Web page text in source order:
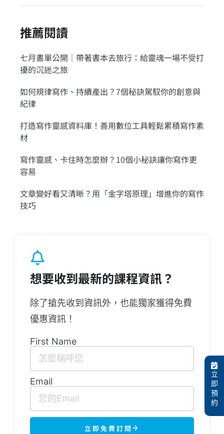
推薦閱讀
七月書單公開｜帶著書本去旅行：給靈魂一場不受打
擾的沉迷之旅
如何規律寫作、持續產出？7個秘訣駕馭你的創意與
紀律
打造寫作靈感資料庫！善用數位工具輕鬆累積寫作素
材
寫作靈感、卡住時怎麼辦？10個小秘訣讓你寫作更
容易
文章變好看又清晰？用「金字塔原理」增進你的寫作
技巧
想要收到最新的課程資訊？
除了搶先收到資訊外，也能獨家獲得免費
優惠資訊！
First Name
Email
立即免費訂閱
立
即
預
約